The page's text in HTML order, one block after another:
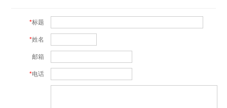
*标题
*姓名
邮箱
*电话